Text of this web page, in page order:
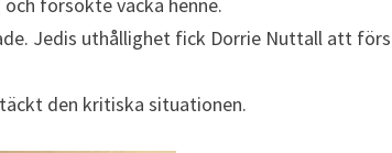
försökte väcka henne.
Jedis uthållighet fick Dorrie Nuttall att
den kritiska situationen.